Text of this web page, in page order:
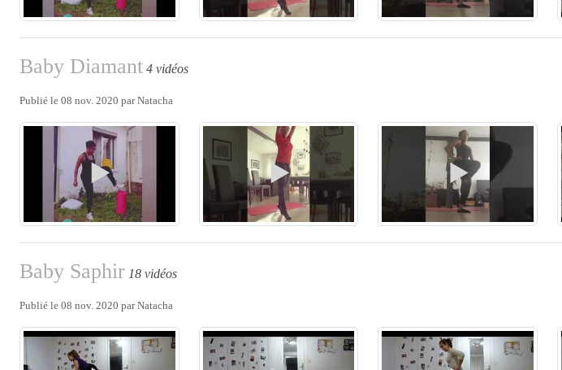
Baby Diamant 4 vidéos
Publié le 08 nov. 2020 parNatacha
Baby Saphir 18 vidéos
Publié le 08 nov. 2020 parNatacha